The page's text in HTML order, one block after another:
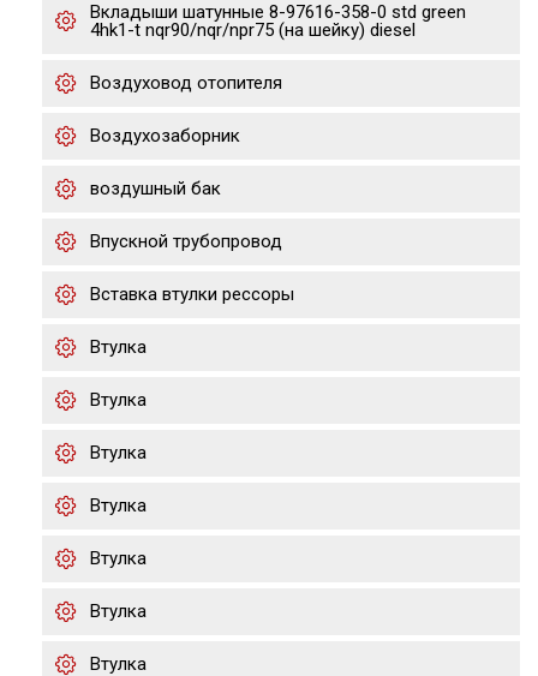
Вкладыши шатунные 8-97616-358-0 std green
4hk1-t nqr90/nqr/npr75 (на шейку) diesel
Воздуховод отопителя
Воздухозаборник
воздушный бак
Впускной трубопровод
Вставка втулки рессоры
Втулка
Втулка
Втулка
Втулка
Втулка
Втулка
Втулка